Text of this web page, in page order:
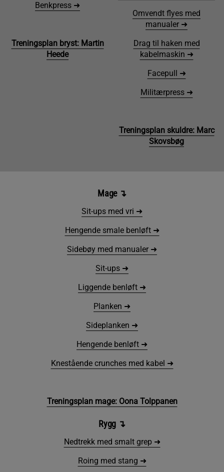
Benkpress ➜
Treningsplan bryst: Martin
Heede
Omvendt flyes med
manualer ➜
Drag til haken med
kabelmaskin ➜
Facepull ➜
Militærpress ➜
Treningsplan skuldre: Marc
Skovsbøg
Mage↴
Sit-ups med vri ➜
Hengende smale benløft ➜
Sidebøy med manualer ➜
Sit-ups ➜
Liggende benløft ➜
Planken ➜
Sideplanken ➜
Hengende benløft ➜
Knestående crunches med kabel ➜
Treningsplan mage: Oona Tolppanen
Rygg ↴
Nedtrekk med smalt grep ➜
Roing med stang ➜